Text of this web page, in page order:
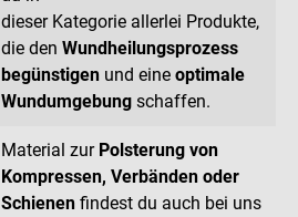
dieser Kategorie allerlei Produkte,
die den Wundheilungsprozess
begünstigen und eine optimale
Wundumgebung schaffen.
Material zur Polsterung von
Kompressen, Verbänden oder
Schienen findest du auch bei uns